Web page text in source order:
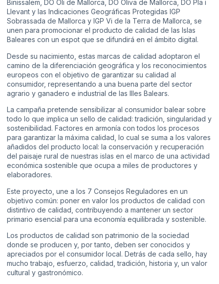
Binissalem, DO Oli de Mallorca, DO Oliva de Mallorca, DO Pla i
Llevant y las Indicaciones Geográficas Protegidas IGP
Sobrassada de Mallorca y IGP Vi de la Terra de Mallorca, se
unen para promocionar el producto de calidad de las Islas
Baleares con un espot que se difundirá en el ámbito digital.
Desde su nacimiento, estas marcas de calidad adoptaron el
camino de la diferenciación geográfica y los reconocimientos
europeos con el objetivo de garantizar su calidad al
consumidor, representando a una buena parte del sector
agrario y ganadero e industrial de las Illes Balears.
La campaña pretende sensibilizar al consumidor balear sobre
todo lo que implica un sello de calidad: tradición, singularidad y
sostenibilidad. Factores en armonía con todos los procesos
para garantizar la máxima calidad, lo cual se suma a los valores
añadidos del producto local: la conservación y recuperación
del paisaje rural de nuestras islas en el marco de una actividad
económica sostenible que ocupa a miles de productores y
elaboradores.
Este proyecto, une a los 7 Consejos Reguladores en un
objetivo común: poner en valor los productos de calidad con
distintivo de calidad, contribuyendo a mantener un sector
primario esencial para una economía equilibrada y sostenible.
Los productos de calidad son patrimonio de la sociedad
donde se producen y, por tanto, deben ser conocidos y
apreciados por el consumidor local. Detrás de cada sello, hay
mucho trabajo, esfuerzo, calidad, tradición, historia y, un valor
cultural y gastronómico.